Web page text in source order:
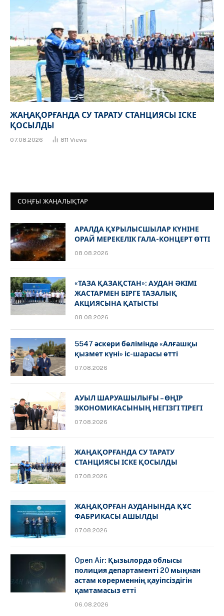
ЖАҢАҚОРҒАНДА СУ ТАРАТУ СТАНЦИЯСЫ ІСКЕ
ҚОСЫЛДЫ
07.08.2026 811 Views
СОҢҒЫ ЖАҢАЛЫҚТАР
АРАЛДА ҚҰРЫЛЫСШЫЛАР КҮНІНЕ
ОРАЙ МЕРЕКЕЛІК ГАЛА-КОНЦЕРТ ӨТТІ
08.08.2026
«ТАЗА ҚАЗАҚСТАН»: АУДАН ӘКІМІ
ЖАСТАРМЕН БІРГЕ ТАЗАЛЫҚ
АКЦИЯСЫНА ҚАТЫСТЫ
08.08.2026
5547 әскери бөлімінде «Алғашқы
қызмет күні» іс-шарасы өтті
07.08.2026
АУЫЛ ШАРУАШЫЛЫҒЫ – ӨҢІР
ЭКОНОМИКАСЫНЫҢ НЕГІЗГІ ТІРЕГІ
07.08.2026
ЖАҢАҚОРҒАНДА СУ ТАРАТУ
СТАНЦИЯСЫ ІСКЕ ҚОСЫЛДЫ
07.08.2026
ЖАҢАҚОРҒАН АУДАНЫНДА ҚҰС
ФАБРИКАСЫ АШЫЛДЫ
07.08.2026
Open Air: Қызылорда облысы
полиция департаменті 20 мыңнан
астам көрерменнің қауіпсіздігін
қамтамасыз етті
06.08.2026